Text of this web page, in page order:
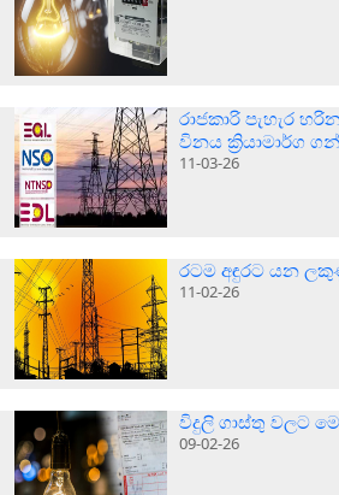
රාජකාරි පැහැර
විනය ක්‍රියාමාර්ග
11-03-26
රටම අඳුරට යන
11-02-26
විදුලි ගාස්තු වලට
09-02-26